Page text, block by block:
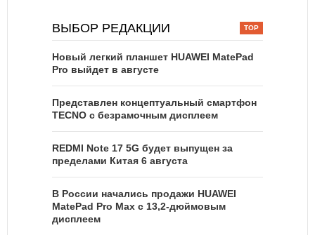
ВЫБОР РЕДАКЦИИ
Новый легкий планшет HUAWEI MatePad
Pro выйдет в августе
Представлен концептуальный смартфон
TECNO с безрамочным дисплеем
REDMI Note 17 5G будет выпущен за
пределами Китая 6 августа
В России начались продажи HUAWEI
MatePad Pro Max с 13,2-дюймовым
дисплеем